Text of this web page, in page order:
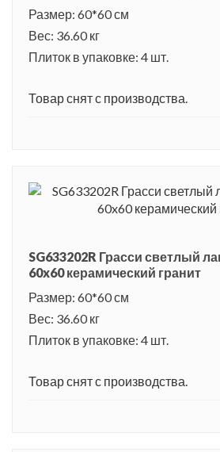
Размер: 60*60 см
Вес: 36.60 кг
Плиток в упаковке: 4 шт.
Товар снят с производства.
SG633202R Грасси светлый
60x60 керамический гранит
Размер: 60*60 см
Вес: 36.60 кг
Плиток в упаковке: 4 шт.
Товар снят с производства.